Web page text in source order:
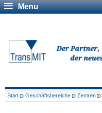
Menu
Start Geschäftsbereiche Zentren